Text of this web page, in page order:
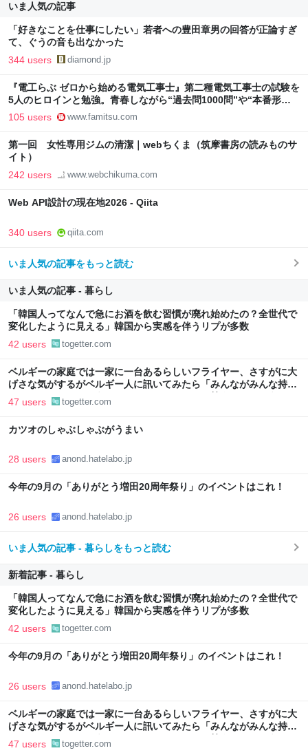
いま人気の記事
「好きなことを仕事にしたい」若者への豊田章男の回答が正論すぎ
て、ぐうの音も出なかった
344 users diamond.jp
『電工らぶ ゼロから始める電気工事士』第二種電気工事士の試験を
5人のヒロインと勉強。青春しながら“過去問1000問”や“本番形式
CBT模擬試験”で本格的に学べるノベルゲーム | ゲーム・エンタメ
最新情報のファミ通.com
105 users www.famitsu.com
第一回 女性専用ジムの清潔｜webちくま（筑摩書房の読みものサ
イト）
242 users www.webchikuma.com
Web API設計の現在地2026 - Qiita
340 users qiita.com
いま人気の記事をもっと読む
いま人気の記事 - 暮らし
「韓国人ってなんで急にお酒を飲む習慣が廃れ始めたの？全世代で
変化したように見える」韓国から実感を伴うリプが多数
42 users togetter.com
ベルギーの家庭では一家に一台あるらしいフライヤー、さすがに大
げさな気がするがベルギー人に訊いてみたら「みんながみんな持っ
てるわけやないで。うちにはあるけどな」とか答えるんだろうな
47 users togetter.com
カツオのしゃぶしゃぶがうまい
28 users anond.hatelabo.jp
今年の9月の「ありがとう増田20周年祭り」のイベントはこれ！
26 users anond.hatelabo.jp
いま人気の記事 - 暮らしをもっと読む
新着記事 - 暮らし
「韓国人ってなんで急にお酒を飲む習慣が廃れ始めたの？全世代で
変化したように見える」韓国から実感を伴うリプが多数
42 users togetter.com
今年の9月の「ありがとう増田20周年祭り」のイベントはこれ！
26 users anond.hatelabo.jp
ベルギーの家庭では一家に一台あるらしいフライヤー、さすがに大
げさな気がするがベルギー人に訊いてみたら「みんながみんな持っ
てるわけやないで。うちにはあるけどな」とか答えるんだろうな
47 users togetter.com